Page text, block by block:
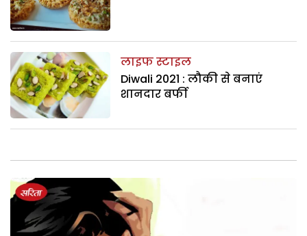
लाइफ स्टाइल
Diwali 2021 : लौकी से बनाएं
शानदार बर्फी